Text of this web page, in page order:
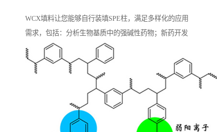
WCX填料让您能够自行装填SPE柱，满足多样化的应用
需求，包括：分析生物基质中的强碱性药物；新药开发